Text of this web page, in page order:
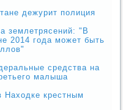
дежурит полиция
землетрясений: "В
2014 года может быть
средства на
малыша
Находке крестным